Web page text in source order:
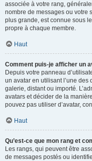
associée à votre rang,
nombre de messages ou votre
plus grande, est connue sous
propre à chaque membre.
Haut
Comment puis-je afficher un
Depuis votre panneau
un avatar en utilisant l’une des
galerie, distant ou importé.
avatars et décider de la
pouvez pas utiliser d’avatar,
Haut
Qu’est-ce que mon rang et
Les rangs, qui peuvent être
de messages postés ou